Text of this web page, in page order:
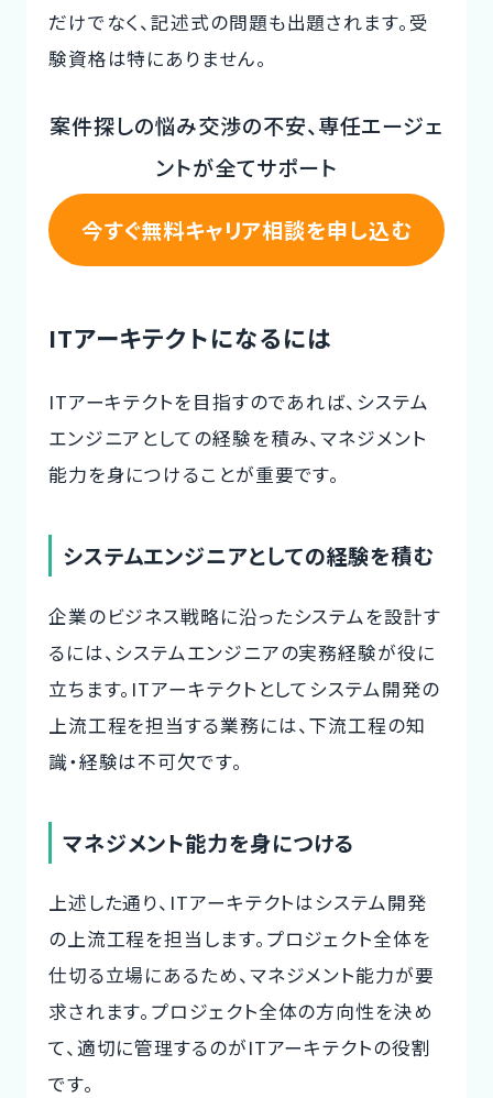
だけでなく、記述式の問題も出題されます。受
験資格は特にありません。
案件探しの悩み交渉の不安、専任エージェ
ントが全てサポート
今すぐ無料キャリア相談を申し込む
ITアーキテクトになるには
ITアーキテクトを目指すのであれば、システム
エンジニアとしての経験を積み、マネジメント
能力を身につけることが重要です。
システムエンジニアとしての経験を積む
企業のビジネス戦略に沿ったシステムを設計す
るには、システムエンジニアの実務経験が役に
立ちます。ITアーキテクトとしてシステム開発の
上流工程を担当する業務には、下流工程の知
識・経験は不可欠です。
マネジメント能力を身につける
上述した通り、ITアーキテクトはシステム開発
の上流工程を担当します。プロジェクト全体を
仕切る立場にあるため、マネジメント能力が要
求されます。プロジェクト全体の方向性を決め
て、適切に管理するのがITアーキテクトの役割
です。